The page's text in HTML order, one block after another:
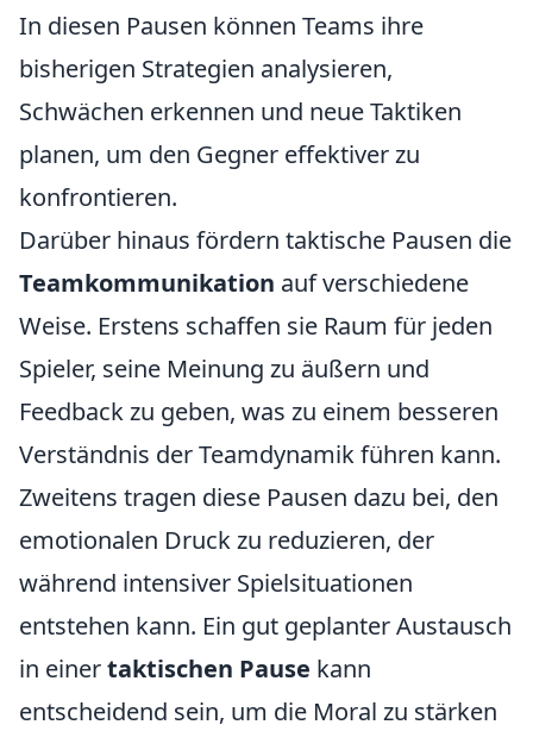
In diesen Pausen können Teams ihre
bisherigen Strategien analysieren,
Schwächen erkennen und neue Taktiken
planen, um den Gegner effektiver zu
konfrontieren.
Darüber hinaus fördern taktische Pausen die
Teamkommunikation auf verschiedene
Weise. Erstens schaffen sie Raum für jeden
Spieler, seine Meinung zu äußern und
Feedback zu geben, was zu einem besseren
Verständnis der Teamdynamik führen kann.
Zweitens tragen diese Pausen dazu bei, den
emotionalen Druck zu reduzieren, der
während intensiver Spielsituationen
entstehen kann. Ein gut geplanter Austausch
in einertaktischen Pause kann
entscheidend sein, um die Moral zu stärken